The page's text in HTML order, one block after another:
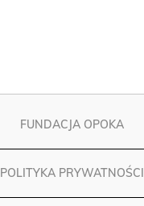
FUNDACJA OPOKA
POLITYKA PRYWATNOŚCI